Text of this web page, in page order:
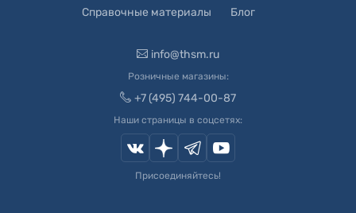
Справочные материалы Блог
info@thsm.ru
Розничные магазины:
+7 (495) 744-00-87
Наши страницы в соцсетях:
Присоединяйтесь!